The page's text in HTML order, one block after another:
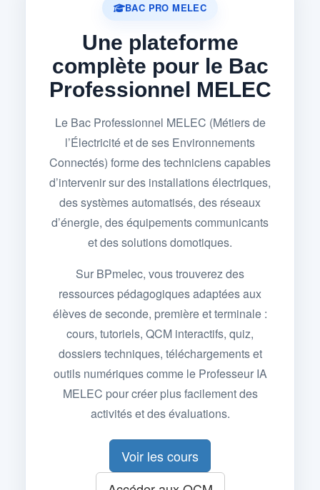
BAC PRO MELEC
Une plateforme
complète pour le Bac
Professionnel MELEC
Le Bac Professionnel MELEC (Métiers de
l’Électricité et de ses Environnements
Connectés) forme des techniciens capables
d’intervenir sur des installations électriques,
des systèmes automatisés, des réseaux
d’énergie, des équipements communicants
et des solutions domotiques.
Sur BPmelec, vous trouverez des
ressources pédagogiques adaptées aux
élèves de seconde, première et terminale :
cours, tutoriels, QCM interactifs, quiz,
dossiers techniques, téléchargements et
outils numériques comme le Professeur IA
MELEC pour créer plus facilement des
activités et des évaluations.
Voir les cours